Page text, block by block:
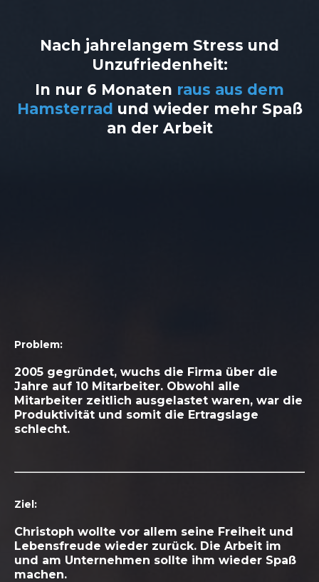
Nach jahrelangem Stress und
Unzufriedenheit:
In nur 6 Monaten raus aus dem
Hamsterrad und wieder mehr Spaß
an der Arbeit
Problem:
2005 gegründet, wuchs die Firma über die
Jahre auf 10 Mitarbeiter. Obwohl alle
Mitarbeiter zeitlich ausgelastet waren, war die
Produktivität und somit die Ertragslage
schlecht.
Ziel:
Christoph wollte vor allem seine Freiheit und
Lebensfreude wieder zurück. Die Arbeit im
und am Unternehmen sollte ihm wieder Spaß
machen.